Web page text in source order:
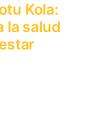
Kola:
la salud